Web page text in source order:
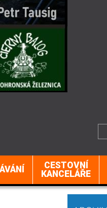
CESTOVNÍ
KANCELÁŘE